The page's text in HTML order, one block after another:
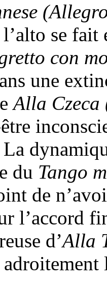
se fait
con
une
Alla
du Tango
de
l’accord
d’Alla